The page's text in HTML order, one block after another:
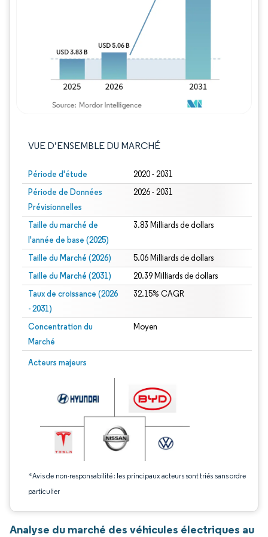
VUE D’ENSEMBLE DU MARCHÉ
Période d'étude 2020 - 2031
Période de Données
Prévisionnelles
2026 - 2031
Taille du marché de
l'année de base (2025)
3.83 Milliards de dollars
Taille du Marché (2026) 5.06 Milliards de dollars
Taille du Marché (2031) 20.39 Milliards de dollars
Taux de croissance (2026
- 2031)
32.15% CAGR
Concentration du
Marché
Moyen
Acteurs majeurs
*Avis de non-responsabilité : les principaux acteurs sont triés sans ordre
particulier
Image © Mordor Intelligence. La réutilisation nécessite une attribution sous CC
Image © Mordor Intelligence. La
Analyse du marché des véhicules électriques au